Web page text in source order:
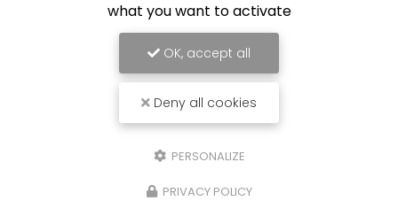
what you want to activate
OK, accept all
Deny all cookies
PERSONALIZE
PRIVACY POLICY